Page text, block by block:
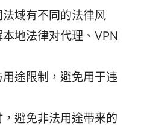
域有不同的法律风
地法律对代理、VPN
途限制，避免用于违
避免非法用途带来的